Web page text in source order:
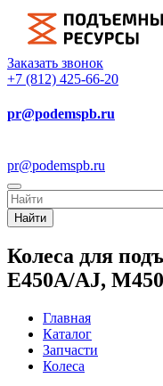
Заказать звонок
+7 (812) 425-66-20
pr@podemspb.ru
pr@podemspb.ru
Найти
Колеса для
E450A/AJ,
Главная
Каталог
Запчасти
Колеса